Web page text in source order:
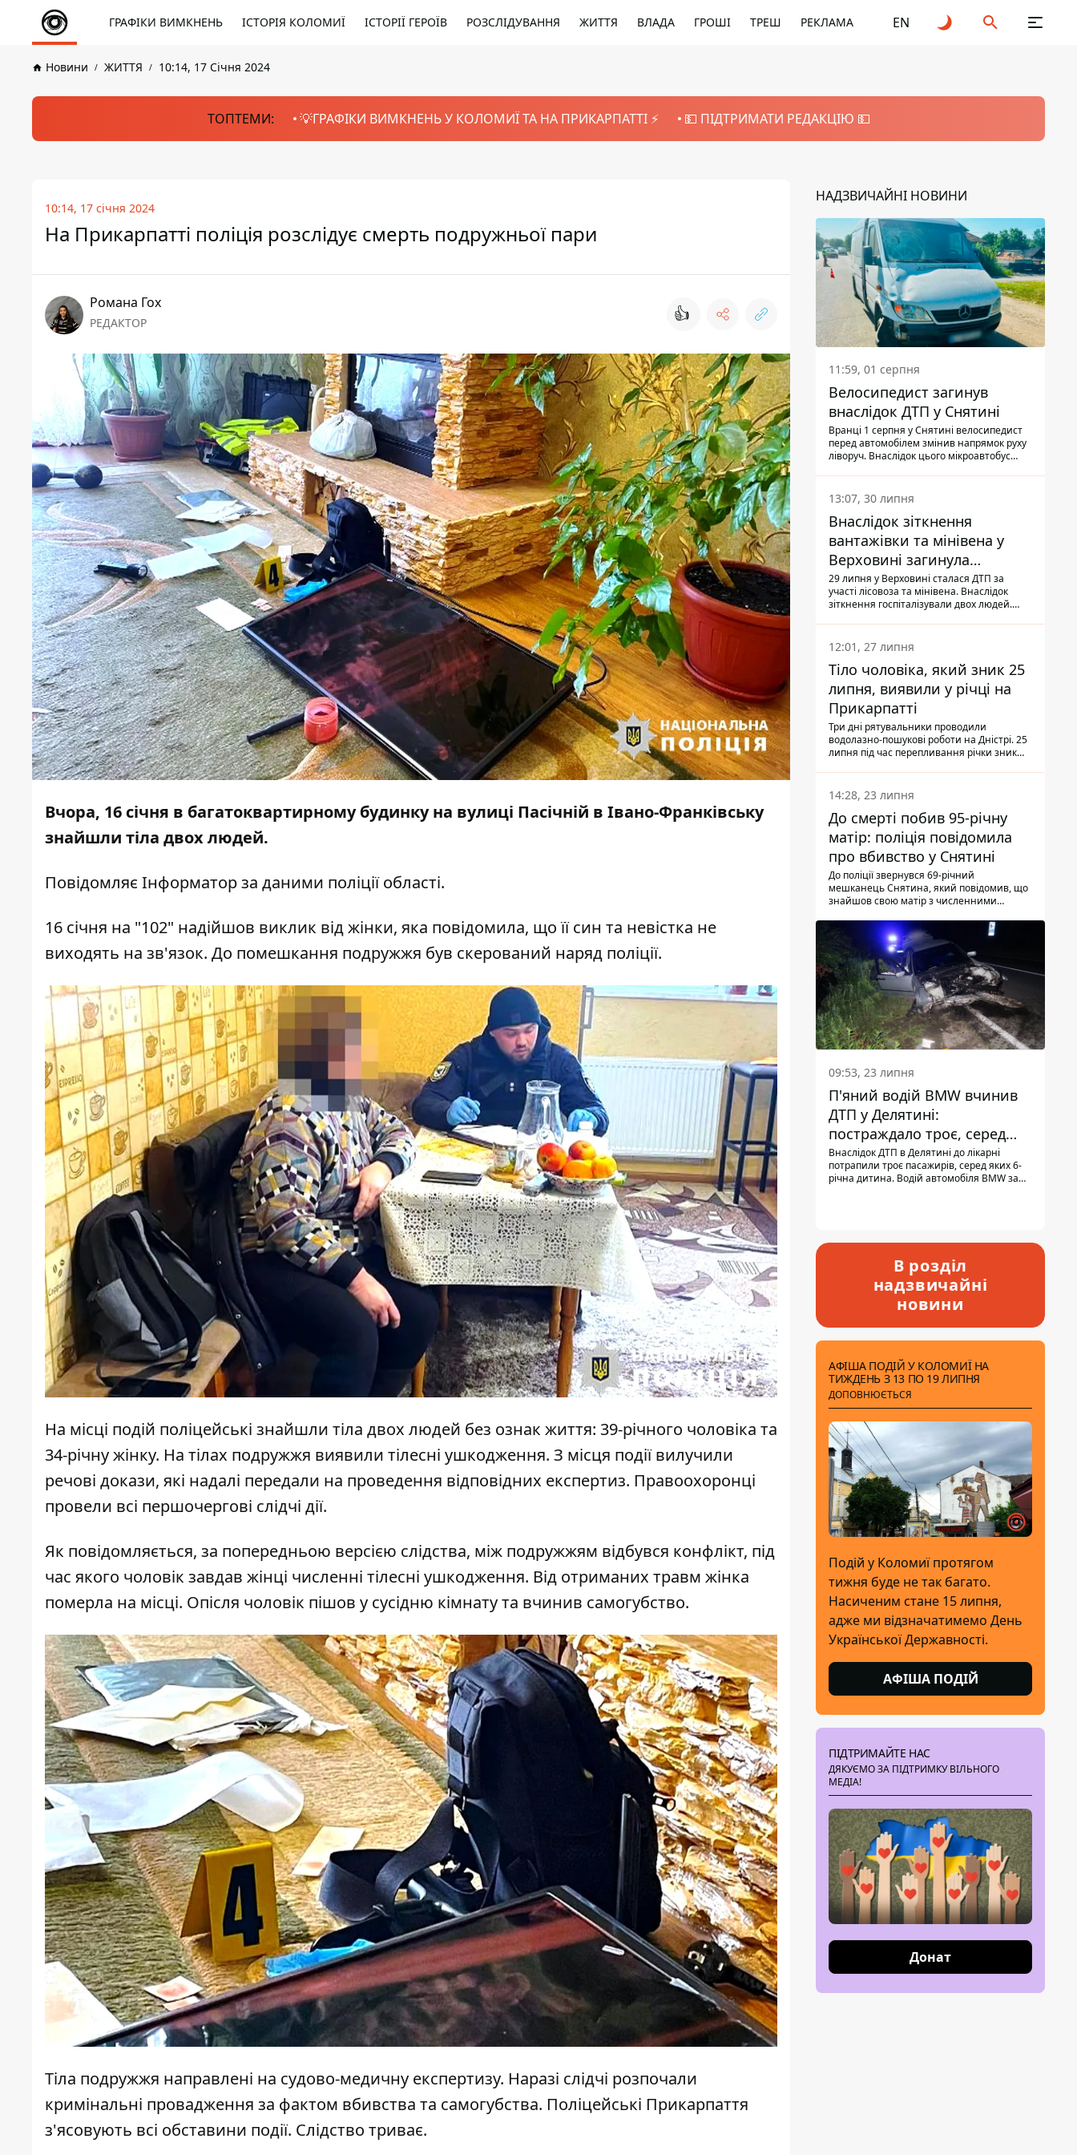
ГРАФІКИ ВИМКНЕНЬ ІСТОРІЯ КОЛОМИЇ ІСТОРІЇ ГЕРОЇВ РОЗСЛІДУВАННЯ ЖИТТЯ ВЛАДА ГРОШІ ТРЕШ РЕКЛАМА EN
Новини ЖИТТЯ 10:14, 17 Січня 2024
ТОПТЕМИ: 💡ГРАФІКИ ВИМКНЕНЬ У КОЛОМИЇ ТА НА ПРИКАРПАТТІ ⚡️ 💵 ПІДТРИМАТИ РЕДАКЦІЮ 💵
10:14, 17 січня 2024
На Прикарпатті поліція розслідує смерть подружньої пари
Романа Гох
РЕДАКТОР 👍
Вчора, 16 січня в багатоквартирному будинку на вулиці Пасічній в Івано-Франківську
знайшли тіла двох людей.
Повідомляє Інформаторза даними поліції області.
16 січня на "102" надійшов виклик від жінки, яка повідомила, що її син та невістка не
виходять на зв'язок. До помешкання подружжя був скерований наряд поліції.
На місці подій поліцейські знайшли тіла двох людей без ознак життя: 39-річного чоловіка та
34-річну жінку. На тілах подружжя виявили тілесні ушкодження. З місця події вилучили
речові докази, які надалі передали на проведення відповідних експертиз. Правоохоронці
провели всі першочергові слідчі дії.
Як повідомляється, за попередньою версією слідства, між подружжям відбувся конфлікт, під
час якого чоловік завдав жінці численні тілесні ушкодження. Від отриманих травм жінка
померла на місці. Опісля чоловік пішов у сусідню кімнату та вчинив самогубство.
Тіла подружжя направлені на судово-медичну експертизу. Наразі слідчі розпочали
кримінальні провадження за фактом вбивства та самогубства. Поліцейські Прикарпаття
з'ясовують всі обставини події. Слідство триває.
НАДЗВИЧАЙНІ НОВИНИ
11:59, 01 серпня
Велосипедист загинув
внаслідок ДТП у Снятині
Вранці 1 серпня у Снятині велосипедист
перед автомобілем змінив напрямок руху
ліворуч. Внаслідок цього мікроавтобус
13:07, 30 липня
Внаслідок зіткнення
вантажівки та мінівена у
Верховині загинула
пасажирка, водійка - у
лікарні
29 липня у Верховині сталася ДТП за
участі лісовоза та мінівена. Внаслідок
зіткнення госпіталізували двох людей.
Також травми отримала водійка
автомобіля.
12:01, 27 липня
Тіло чоловіка, який зник 25
липня, виявили у річці на
Прикарпатті
Три дні рятувальники проводили
водолазно-пошукові роботи на Дністрі. 25
липня під час перепливання річки зник
виявили тіло.
14:28, 23 липня
До смерті побив 95-річну
матір: поліція повідомила
про вбивство у Снятині
До поліції звернувся 69-річний
мешканець Снятина, який повідомив, що
знайшов свою матір з численними
з'ясували правоохоронці, ці травми жінці
наніс її син.
09:53, 23 липня
П'яний водій BMW вчинив
ДТП у Делятині:
постраждало троє, серед
них - дитина
Внаслідок ДТП в Делятині до лікарні
потрапили троє пасажирів, серед яких 6-
річна дитина. Водій автомобіля BMW за
В розділ
надзвичайні
новини
АФІША ПОДІЙ У КОЛОМИЇ НА
ТИЖДЕНЬ З 13 ПО 19 ЛИПНЯ
ДОПОВНЮЄТЬСЯ
Подій у Коломиї протягом
тижня буде не так багато.
Насиченим стане 15 липня,
адже ми відзначатимемо День
Української Державності.
АФІША ПОДІЙ
ПІДТРИМАЙТЕ НАС
ДЯКУЄМО ЗА ПІДТРИМКУ ВІЛЬНОГО
МЕДІА!
Донат